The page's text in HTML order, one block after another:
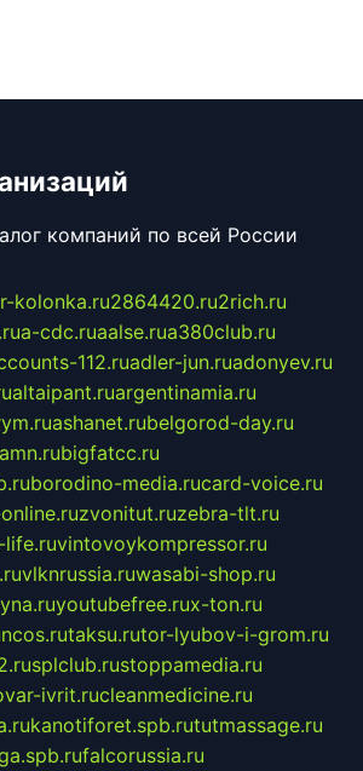
компаний по всей России
kolonka.ru2864420.ru2rich.ru
a-cdc.ruaalse.rua380club.ru
112.ruadler-jun.ruadonyev.ru
altaipant.ruargentinamia.ru
ashanet.rubelgorod-day.ru
bigfatcc.ru
borodino-media.rucard-voice.ru
zvonitut.ruzebra-tlt.ru
vintovoykompressor.ru
vlknrussia.ruwasabi-shop.ru
youtubefree.rux-ton.ru
taksu.rutor-lyubov-i-grom.ru
splclub.rustoppamedia.ru
ivrit.rucleanmedicine.ru
kanotiforet.spb.rututmassage.ru
falcorussia.ru